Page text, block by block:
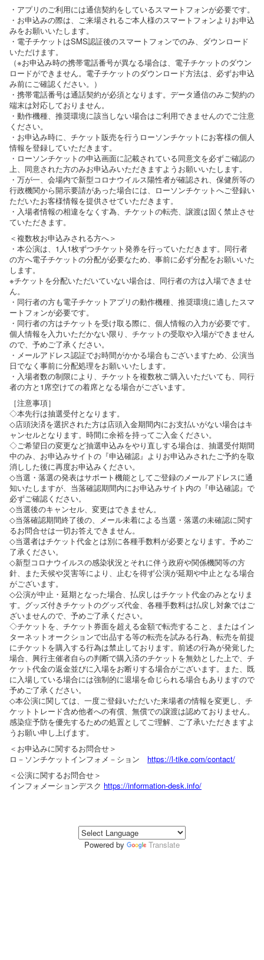
・アプリのご利用には通信契約をしているスマートフォンが必要です。
・お申込みの際は、ご来場されるご本人様のスマートフォンよりお申込
みをお願いいたします。
・電子チケットはSMS認証後のスマートフォンでのみ、ダウンロード
いただけます。
（※お申込み時の携帯電話番号が異なる場合は、電子チケットのダウン
ロードができません。電子チケットのダウンロード方法は、必ずお申込
み前にご確認ください。）
・携帯電話番号は通話契約が必須となります。データ通信のみご契約の
端末は対応しておりません。
・動作機種、推奨環境に該当しない場合はご利用できませんのでご注意
ください。
・お申込み時に、チケット販売を行うローソンチケットにお客様の個人
情報を登録していただきます。
・ローソンチケットの申込画面に記載されている同意文を必ずご確認の
上、同意された方のみお申込みいただきますようお願いいたします。
・万が一、会場内で新型コロナウイルス陽性者が確認され、保健所等の
行政機関から開示要請があった場合には、ローソンチケットへご登録い
ただいたお客様情報を提供させていただきます。
・入場者情報の相違をなくす為、チケットの転売、譲渡は固く禁止させ
ていただきます。
＜複数枚お申込みされる方へ＞
・本公演は、1人1枚ずつチケット発券を行っていただきます。同行者
の方へ電子チケットの分配が必要なため、事前に必ず分配をお願いいた
します。
※チケットを分配いただいていない場合は、同行者の方は入場できませ
ん。
・同行者の方も電子チケットアプリの動作機種、推奨環境に適したスマ
ートフォンが必要です。
・同行者の方はチケットを受け取る際に、個人情報の入力が必要です。
個人情報を入力いただかない限り、チケットの受取や入場ができません
ので、予めご了承ください。
・メールアドレス認証でお時間がかかる場合もございますため、公演当
日でなく事前に分配処理をお願いいたします。
・入場者数の制限により、チケットを複数枚ご購入いただいても、同行
者の方と1席空けての着席となる場合がございます。
［注意事項］
◇本先行は抽選受付となります。
◇店頭決済を選択された方は店頭入金期間内にお支払いがない場合はキ
ャンセルとなります。時間に余裕を持ってご入金ください。
◇ご希望日の変更など抽選申込みをやり直しする場合は、抽選受付期間
中のみ、お申込みサイトの『申込確認』よりお申込みされたご予約を取
消しした後に再度お申込みください。
◇当選・落選の発表はサポート機能としてご登録のメールアドレスに通
知いたしますが、当落確認期間内にお申込みサイト内の『申込確認』で
必ずご確認ください。
◇当選後のキャンセル、変更はできません。
◇当落確認期間終了後の、メール未着による当選・落選の未確認に関す
るお問合せは一切お答えできません。
◇当選者はチケット代金とは別に各種手数料が必要となります。予めご
了承ください。
◇新型コロナウイルスの感染状況とそれに伴う政府や関係機関等の方
針、また天候や災害等により、止むを得ず公演が延期や中止となる場合
がございます。
◇公演が中止・延期となった場合、払戻しはチケット代金のみとなりま
す。グッズ付きチケットのグッズ代金、各種手数料は払戻し対象ではご
ざいませんので、予めご了承ください。
◇チケットを、チケット券面を超える金額で転売すること、またはイン
ターネットオークションで出品する等の転売を試みる行為、転売を前提
にチケットを購入する行為は禁止しております。前述の行為が発覚した
場合、興行主催者自らの判断で購入済のチケットを無効とした上で、チ
ケット代金の返金並びに入場をお断りする場合がございます。また、既
に入場している場合には強制的に退場を命じられる場合もありますので
予めご了承ください。
◇本公演に関しては、一度ご登録いただいた来場者の情報を変更し、チ
ケットトレード含め他者への有償、無償での譲渡は認めておりません。
感染症予防を優先するための処置としてご理解、ご了承いただきますよ
うお願い申し上げます。
＜お申込みに関するお問合せ＞
ロ－ソンチケットインフォメ－ション https://l-tike.com/contact/
＜公演に関するお問合せ＞
インフォメーションデスク https://information-desk.info/
Powered by Translate